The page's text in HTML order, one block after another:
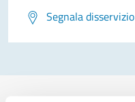
Segnala disservizio